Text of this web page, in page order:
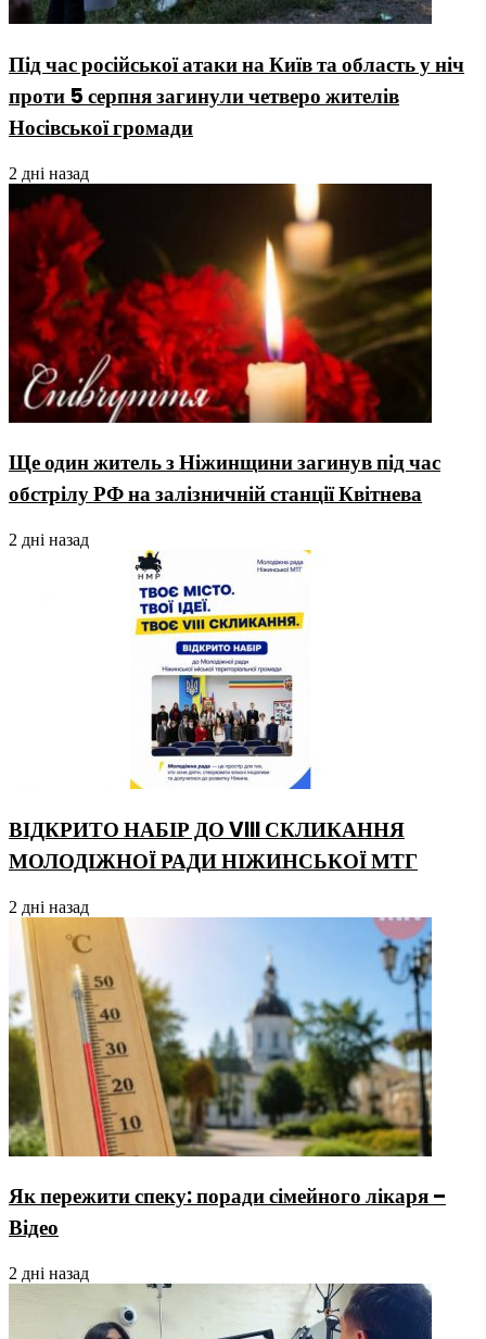
Під час російської атаки на Київ та область у ніч
проти 5 серпня загинули четверо жителів
Носівської громади
2 дні назад
Ще один житель з Ніжинщини загинув під час
обстрілу РФ на залізничній станції Квітнева
2 дні назад
ВІДКРИТО НАБІР ДО VIII СКЛИКАННЯ
МОЛОДІЖНОЇ РАДИ НІЖИНСЬКОЇ МТГ
2 дні назад
Як пережити спеку: поради сімейного лікаря –
Відео
2 дні назад